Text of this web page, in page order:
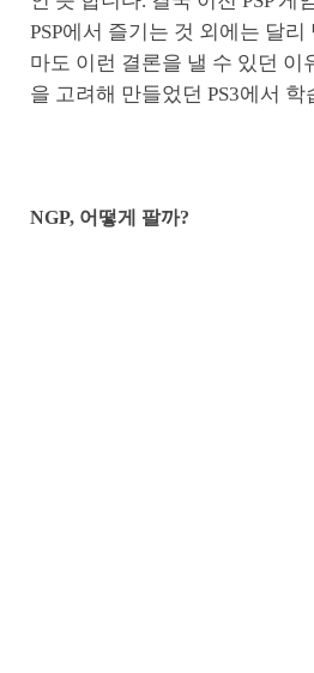
PSP에서 즐기는 것 외에는 달
마도 이런 결론을 낼 수 있던 이
을 고려해 만들었던 PS3에서
NGP, 어떻게 팔까?